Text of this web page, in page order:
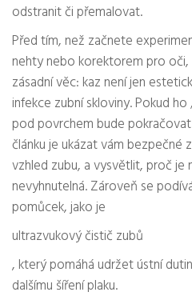
odstranit či přemalovat.
Před tím, než začnete
nehty nebo korektorem pro
zásadní věc: kaz není jen
infekce zubní skloviny. Pokud
pod povrchem bude
článku je ukázat vám bezpečné
vzhled zubu, a vysvětlit, proč
nevyhnutelná. Zároveň se
pomůcek, jako je
ultrazvukový čistič zubů
, který pomáhá udržet ústní
dalšímu šíření plaku.